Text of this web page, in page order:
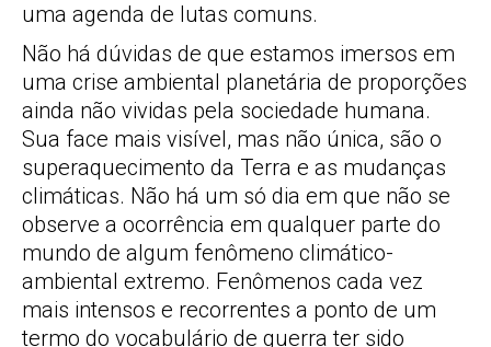
uma agenda de lutas comuns.
Não há dúvidas de que estamos imersos em
uma crise ambiental planetária de proporções
ainda não vividas pela sociedade humana.
Sua face mais visível, mas não única, são o
superaquecimento da Terra e as mudanças
climáticas. Não há um só dia em que não se
observe a ocorrência em qualquer parte do
mundo de algum fenômeno climático-
ambiental extremo. Fenômenos cada vez
mais intensos e recorrentes a ponto de um
termo do vocabulário de guerra ter sido